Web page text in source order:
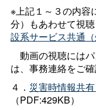
※上記１～３の内容
分）もあわせて視
設系サービス共通（
動画の視聴には
は、事務連絡をご確
４． 災害時情報共
（PDF:429KB）